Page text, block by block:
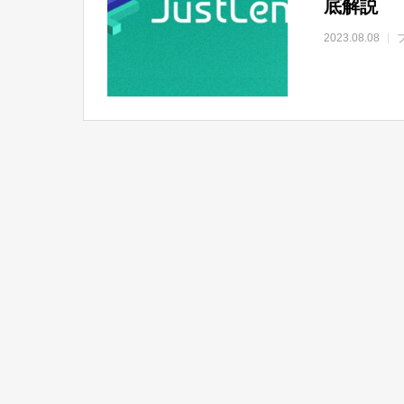
底解説
2023.08.08